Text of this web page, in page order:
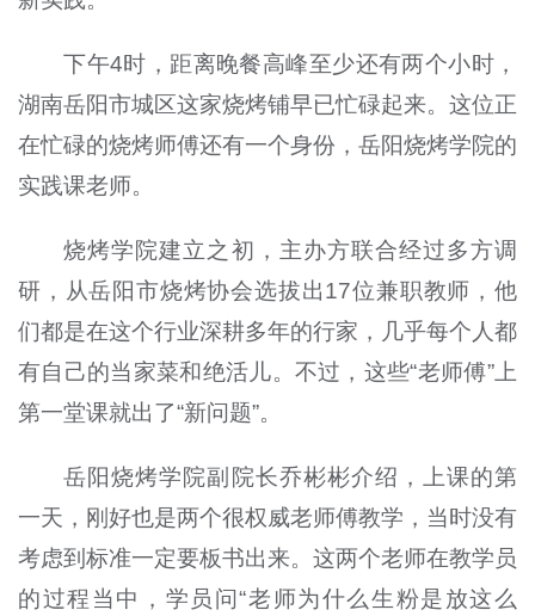
下午4时，距离晚餐高峰至少还有两个小时，
湖南岳阳市城区这家烧烤铺早已忙碌起来。这位正
在忙碌的烧烤师傅还有一个身份，岳阳烧烤学院的
实践课老师。
烧烤学院建立之初，主办方联合经过多方调
研，从岳阳市烧烤协会选拔出17位兼职教师，他
们都是在这个行业深耕多年的行家，几乎每个人都
有自己的当家菜和绝活儿。不过，这些“老师傅”上
第一堂课就出了“新问题”。
岳阳烧烤学院副院长乔彬彬介绍，上课的第
一天，刚好也是两个很权威老师傅教学，当时没有
考虑到标准一定要板书出来。这两个老师在教学员
的过程当中，学员问“老师为什么生粉是放这么